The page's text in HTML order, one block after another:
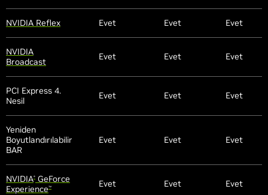
NVIDIA Reflex Evet Evet Evet
NVIDIA
Broadcast
Evet Evet Evet
PCI Express 4.
Nesil
Evet Evet Evet
Yeniden
Boyutlandırılabilir
BAR
Evet Evet Evet
NVIDIA® GeForce
Experience™ Evet Evet Evet